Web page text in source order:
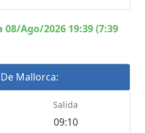
Ago/2026 19:39 (7:39
Mallorca:
Salida
09:10